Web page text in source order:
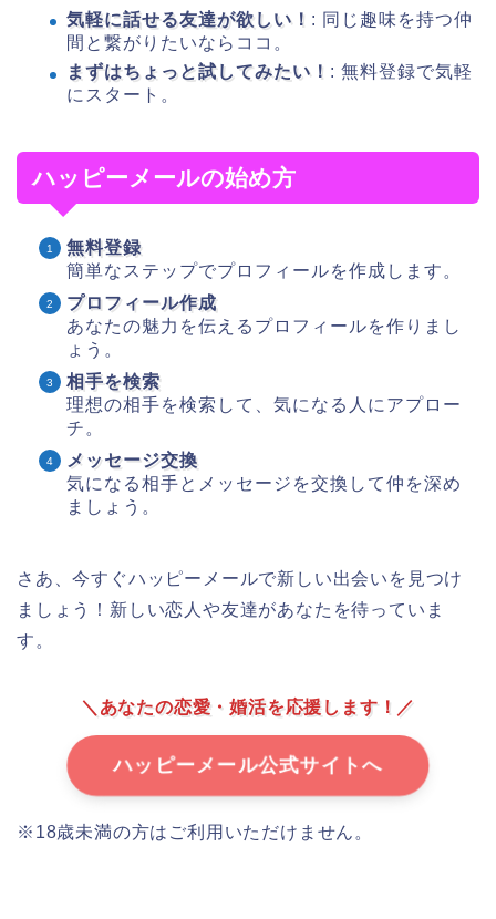
気軽に話せる友達が欲しい！ : 同じ趣味を持つ仲
間と繋がりたいならココ。
まずはちょっと試してみたい！ : 無料登録で気軽
にスタート。
ハッピーメールの始め方
無料登録
簡単なステップでプロフィールを作成します。
プロフィール作成
あなたの魅力を伝えるプロフィールを作りまし
ょう。
相手を検索
理想の相手を検索して、気になる人にアプロー
チ。
メッセージ交換
気になる相手とメッセージを交換して仲を深め
ましょう。
さあ、今すぐハッピーメールで新しい出会いを見つけ
ましょう！新しい恋人や友達があなたを待っていま
す。
＼あなたの恋愛・婚活を応援します！／
ハッピーメール公式サイトへ
※18歳未満の方はご利用いただけません。